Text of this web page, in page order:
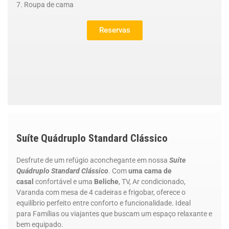
Roupa de cama
Reservas
Suíte Quádruplo Standard Clássico
Desfrute de um refúgio aconchegante em nossa Suíte
Quádruplo Standard Clássico. Comuma cama de
casal confortável e uma Beliche, TV, Ar condicionado,
Varanda com mesa de 4 cadeiras e frigobar, oferece o
equilíbrio perfeito entre conforto e funcionalidade. Ideal
para Famílias ou viajantes que buscam um espaço relaxante e
bem equipado.